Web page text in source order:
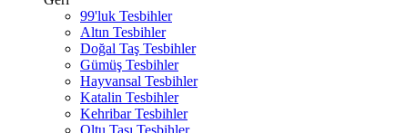
99'luk Tesbihler
Altın Tesbihler
Doğal Taş Tesbihler
Gümüş Tesbihler
Hayvansal Tesbihler
Katalin Tesbihler
Kehribar Tesbihler
Oltu Taşı Tesbihler